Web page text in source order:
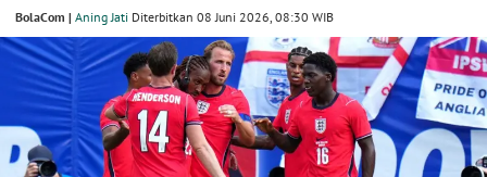
BolaCom | Aning Jati Diterbitkan 08 Juni 2026, 08:30 WIB